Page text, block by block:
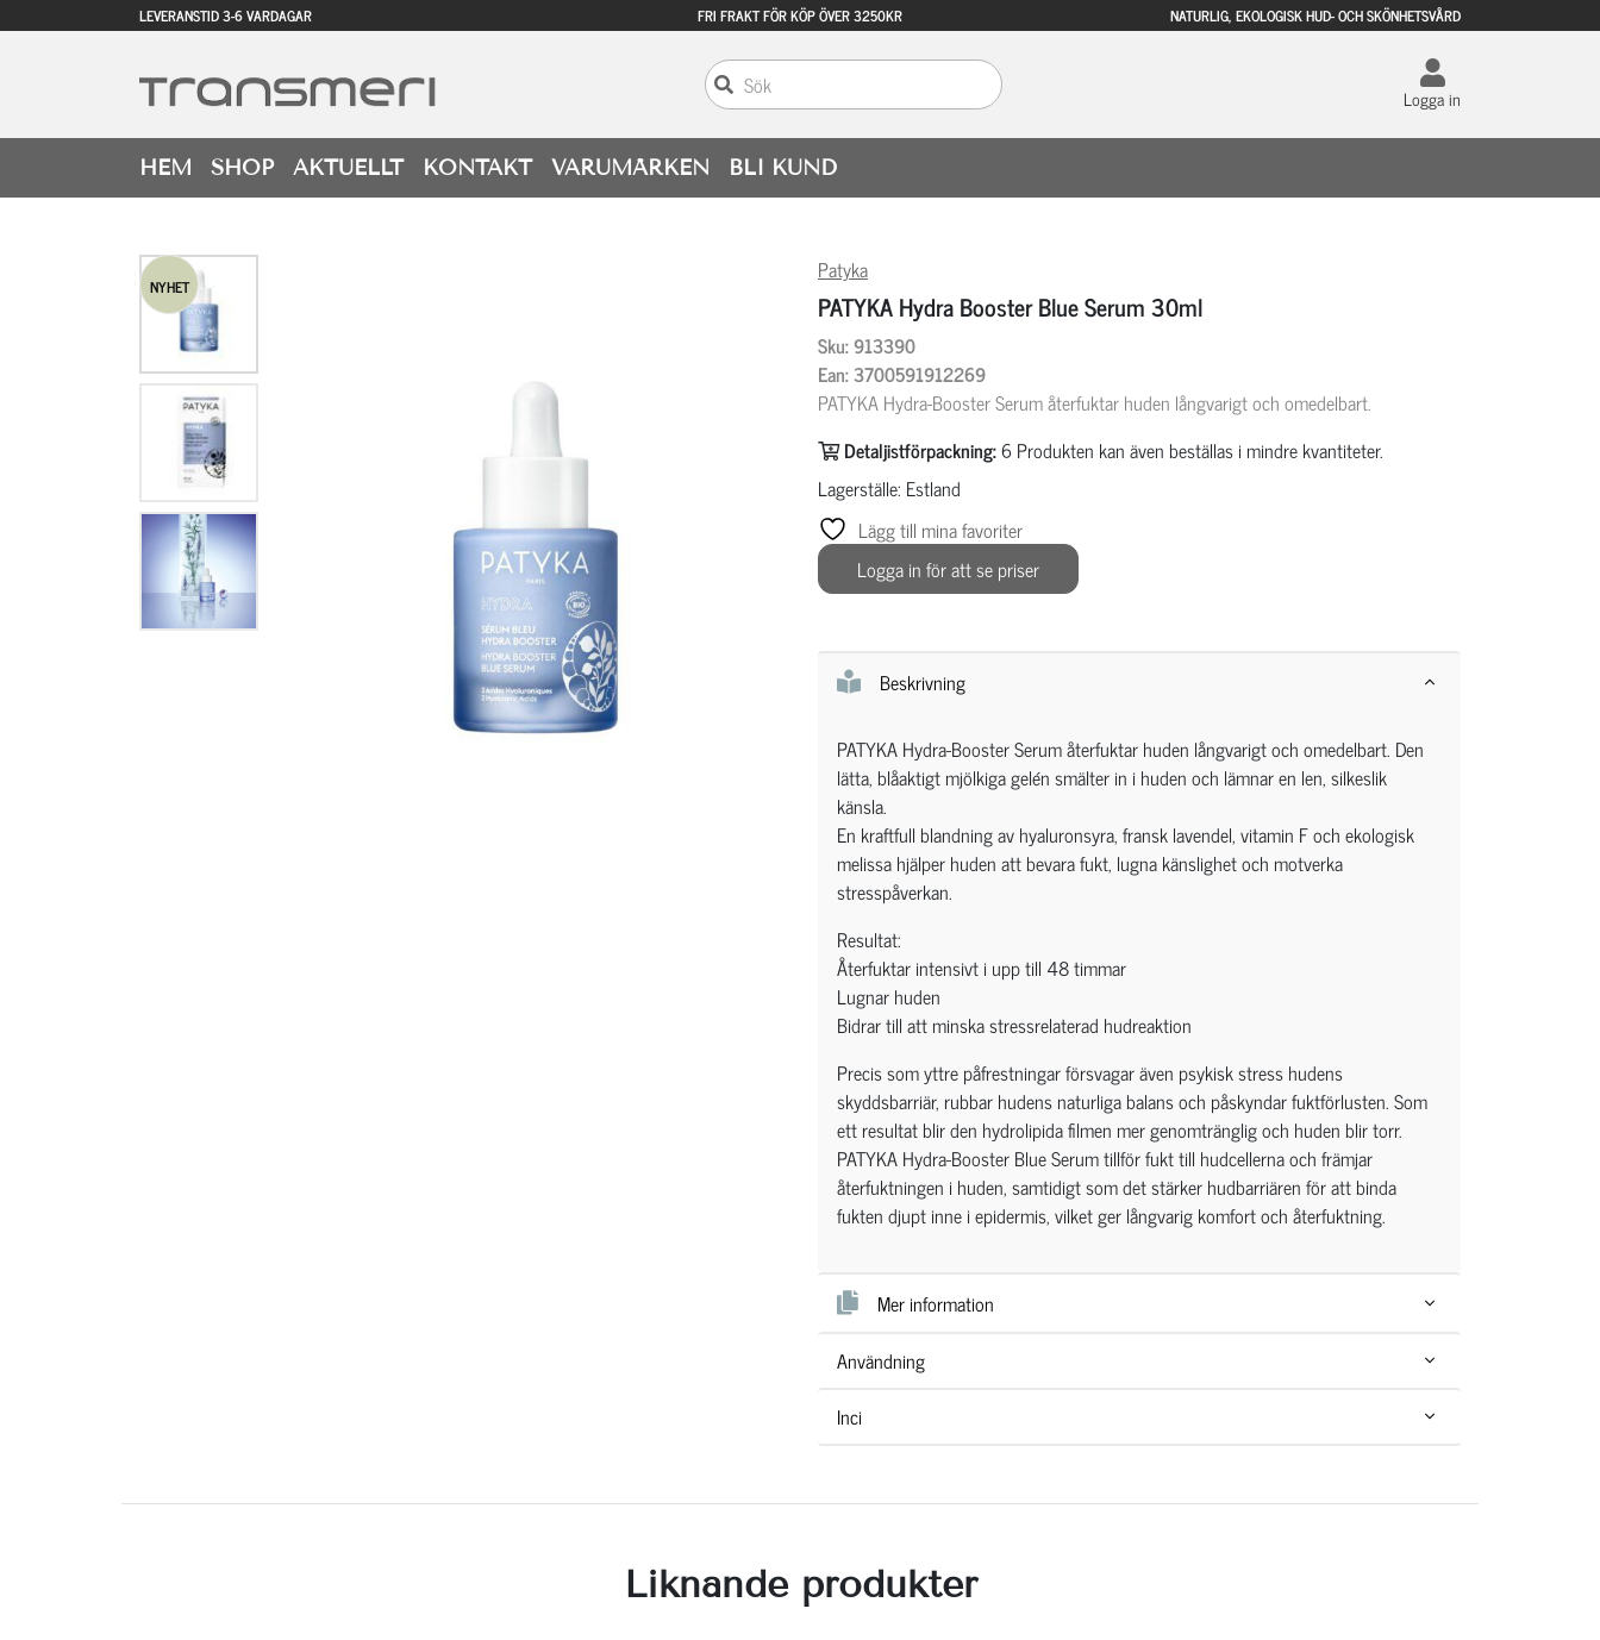
LEVERANSTID 3-6 VARDAGAR FRI FRAKT FÖR KÖP ÖVER 3250KR NATURLIG, EKOLOGISK HUD- OCH SKÖNHETSVÅRD
Logga in
HEM SHOP AKTUELLT KONTAKT VARUMÄRKEN BLI KUND
NYHET
Patyka
PATYKA Hydra Booster Blue Serum 30ml
Sku: 913390
Ean: 3700591912269
PATYKA Hydra-Booster Serum återfuktar huden långvarigt och omedelbart.
Detaljistförpackning:6Produkten kan även beställas i mindre kvantiteter.
Lagerställe: Estland
Lägg till mina favoriter
Logga in för att se priser
Beskrivning
PATYKA Hydra-Booster Serum återfuktar huden långvarigt och omedelbart. Den
lätta, blåaktigt mjölkiga gelén smälter in i huden och lämnar en len, silkeslik
känsla.
En kraftfull blandning av hyaluronsyra, fransk lavendel, vitamin F och ekologisk
melissa hjälper huden att bevara fukt, lugna känslighet och motverka
stresspåverkan.
Resultat:
Återfuktar intensivt i upp till 48 timmar
Lugnar huden
Bidrar till att minska stressrelaterad hudreaktion
Precis som yttre påfrestningar försvagar även psykisk stress hudens
skyddsbarriär, rubbar hudens naturliga balans och påskyndar fuktförlusten. Som
ett resultat blir den hydrolipida filmen mer genomtränglig och huden blir torr.
PATYKA Hydra-Booster Blue Serum tillför fukt till hudcellerna och främjar
återfuktningen i huden, samtidigt som det stärker hudbarriären för att binda
fukten djupt inne i epidermis, vilket ger långvarig komfort och återfuktning.
Mer information
Användning
Inci
Liknande produkter